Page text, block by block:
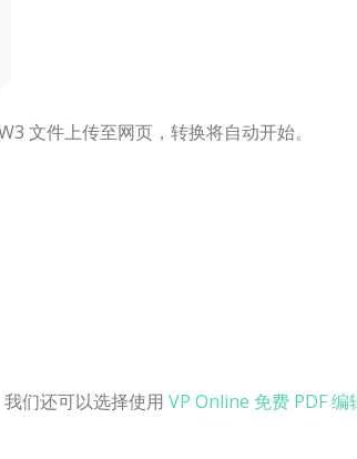
文件上传至网页，转换将自动开始。
们还可以选择使用 VP Online 免费 PDF 编